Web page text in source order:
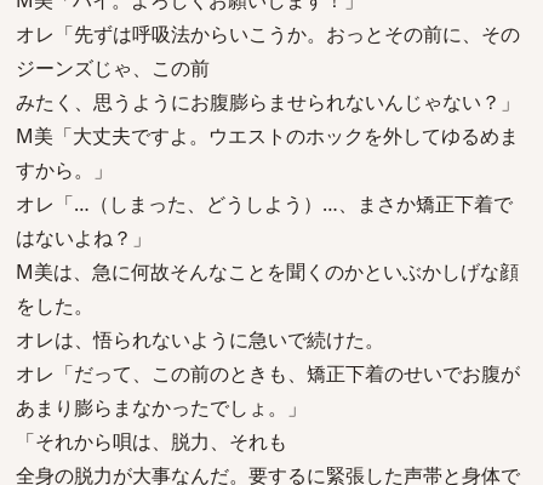
オレ「先ずは呼吸法からいこうか。おっとその前に、その
ジーンズじゃ、この前
みたく、思うようにお腹膨らませられないんじゃない？」
M美「大丈夫ですよ。ウエストのホックを外してゆるめま
すから。」
オレ「…（しまった、どうしよう）…、まさか矯正下着で
はないよね？」
M美は、急に何故そんなことを聞くのかといぶかしげな顔
をした。
オレは、悟られないように急いで続けた。
オレ「だって、この前のときも、矯正下着のせいでお腹が
あまり膨らまなかったでしょ。」
「それから唄は、脱力、それも
全身の脱力が大事なんだ。要するに緊張した声帯と身体で